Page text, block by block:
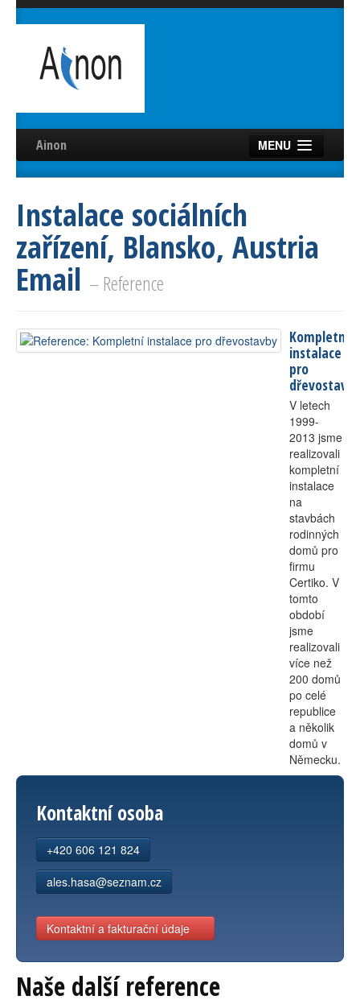
Ainon MENU
Úvod
Služby
Reference
Videa
Partneři
Instalace sociálních
zařízení, Blansko, Austria
Email – Reference
Kompletní
instalace
pro
dřevostavby
V letech
1999-
2013 jsme
realizovali
kompletní
instalace
na
stavbách
rodinných
domů pro
firmu
Certiko. V
tomto
období
jsme
realizovali
více než
200 domů
po celé
republice
a několik
domů v
Německu.
Kontaktní osoba
+420 606 121 824
ales.hasa@seznam.cz
Kontaktní a fakturační údaje
Naše další reference